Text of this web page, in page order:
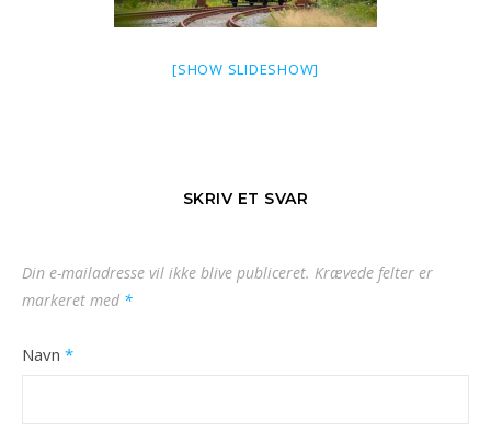
[SHOW SLIDESHOW]
SKRIV ET SVAR
Din e-mailadresse vil ikke blive publiceret. Krævede felter er
markeret med *
Navn *